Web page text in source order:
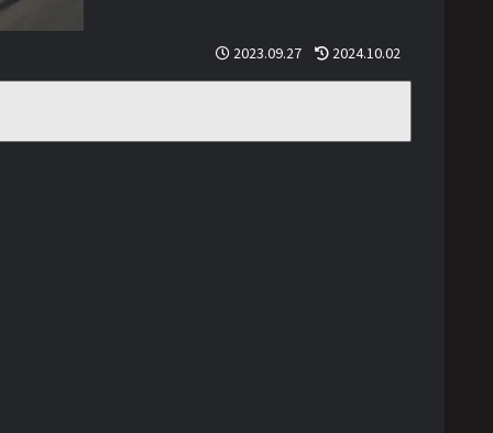
2023.09.27 2024.10.02